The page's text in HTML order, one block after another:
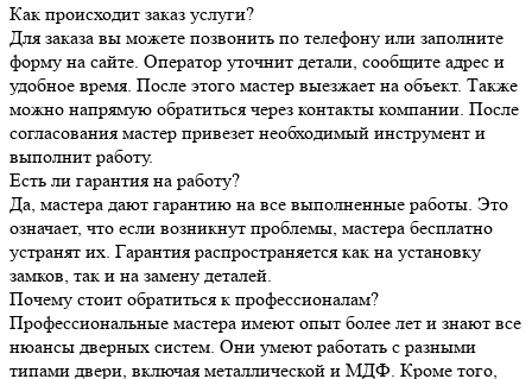
Как происходит заказ услуги?
Для заказа вы можете позвонить по телефону или заполните
форму на сайте. Оператор уточнит детали, сообщите адрес и
удобное время. После этого мастер выезжает на объект. Также
можно напрямую обратиться через контакты компании. После
согласования мастер привезет необходимый инструмент и
выполнит работу.
Есть ли гарантия на работу?
Да, мастера дают гарантию на все выполненные работы. Это
означает, что если возникнут проблемы, мастера бесплатно
устранят их. Гарантия распространяется как на установку
замков, так и на замену деталей.
Почему стоит обратиться к профессионалам?
Профессиональные мастера имеют опыт более лет и знают все
нюансы дверных систем. Они умеют работать с разными
типами двери, включая металлической и МДФ. Кроме того,